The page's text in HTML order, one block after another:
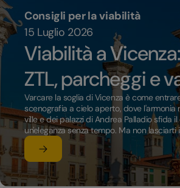
Consigli per la viabilità
15 Luglio 2026
Viabilità a
ZTL, parcheggi e
Varcare la soglia di Vicenza è come
scenografia a cielo aperto, dove l'armonia
ville e dei palazzi di Andrea Palladio sfida
un'eleganza senza tempo. Ma non lasciarti
Leggi l'articolo
su Viabilità a Vicenza: guida a